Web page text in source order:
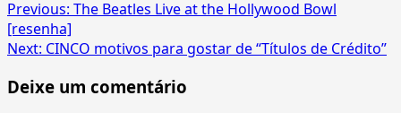
Post
navigation
Previous: The Beatles Live at the Hollywood Bowl
[resenha]
Next: CINCO motivos para gostar de “Títulos de Crédito”
Deixe um comentário